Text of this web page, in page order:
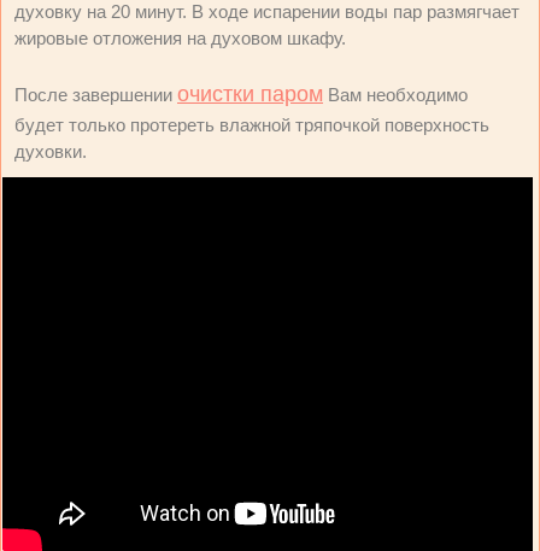
духовку на 20 минут. В ходе испарении воды пар размягчает
жировые отложения на духовом шкафу.
После завершении очистки паром Вам необходимо
будет только протереть влажной тряпочкой поверхность
духовки.